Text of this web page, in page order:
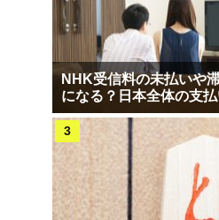
NHK受信料の未払いや
になる？日本全体の支